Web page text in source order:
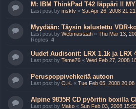
M: IBM ThinkPad T42 läppäri !!
Last post by msktv « Sat Apr 26, 2008 21:21
Myydään: Täysin kalustettu VDR-
Last post by Webmastaah « Thu Mar 13,
Replies: 4
Uudet Audisonit: LRX 1.1k ja LRX
Last post by Teme76 « Wed Feb 27, 2008
Peruspoppivehkeitä autoon
Last post by O.K. « Tue Feb 05, 2008 20:08
Alpine 9835R CD pyöritin boxilla
Last post by Mako « Sun Feb 03, 2008